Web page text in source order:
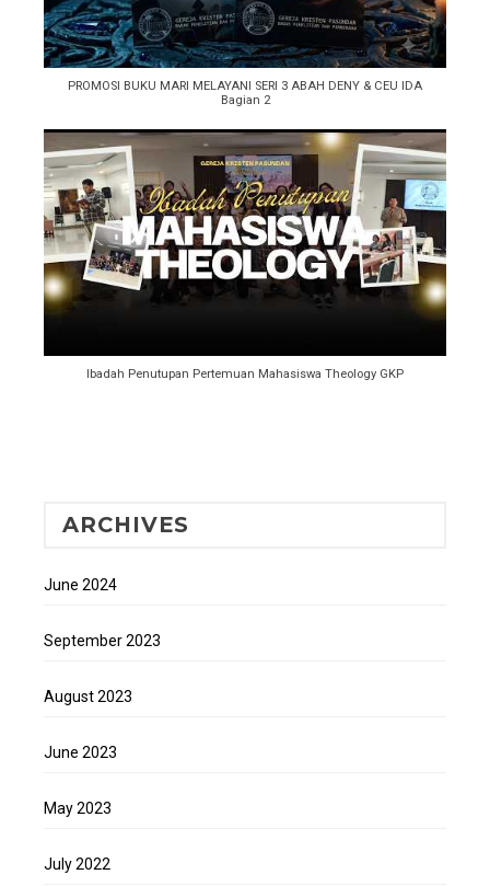
PROMOSI BUKU MARI MELAYANI SERI 3 ABAH DENY & CEU IDA
Bagian 2
Ibadah Penutupan Pertemuan Mahasiswa Theology GKP
ARCHIVES
June 2024
September 2023
August 2023
June 2023
May 2023
July 2022